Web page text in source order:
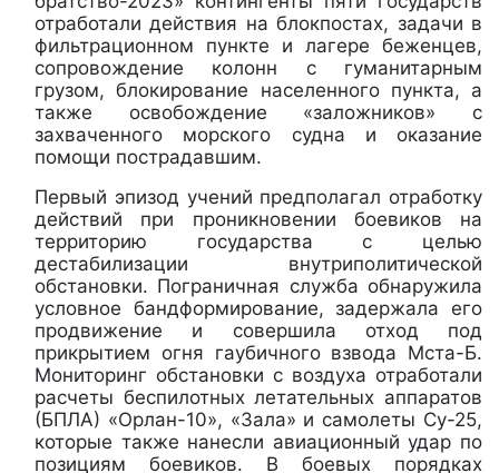
отработали действия на блокпостах, задачи в
фильтрационном пункте и лагере беженцев,
сопровождение колонн с гуманитарным
грузом, блокирование населенного пункта, а
также освобождение «заложников» с
захваченного морского судна и оказание
помощи пострадавшим.
Первый эпизод учений предполагал отработку
действий при проникновении боевиков на
территорию государства с целью
дестабилизации внутриполитической
обстановки. Пограничная служба обнаружила
условное бандформирование, задержала его
продвижение и совершила отход под
прикрытием огня гаубичного взвода Мста-Б.
Мониторинг обстановки с воздуха отработали
расчеты беспилотных летательных аппаратов
(БПЛА) «Орлан-10», «Зала» и самолеты Су-25,
которые также нанесли авиационный удар по
позициям боевиков. В боевых порядках